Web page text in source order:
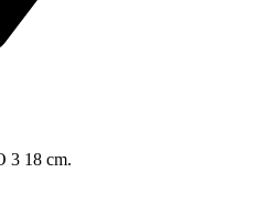
3 18 cm.